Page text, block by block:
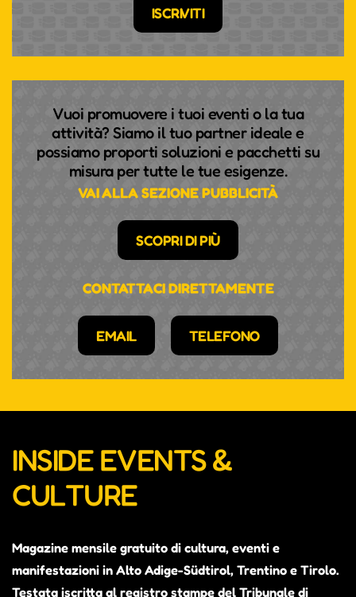
ISCRIVITI
Vuoi promuovere i tuoi eventi o la tua
attività? Siamo il tuo partner ideale e
possiamo proporti soluzioni e pacchetti su
misura per tutte le tue esigenze.
VAI ALLA SEZIONE PUBBLICITÀ
SCOPRI DI PIÙ
CONTATTACI DIRETTAMENTE
EMAIL TELEFONO
INSIDE EVENTS &
CULTURE
Magazine mensile gratuito di cultura, eventi e
manifestazioni in Alto Adige-Südtirol, Trentino e Tirolo.
Testata iscritta al registro stampe del Tribunale di